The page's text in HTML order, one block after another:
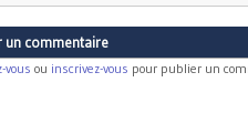
un commentaire
vous ou inscrivez-vous pour publier un